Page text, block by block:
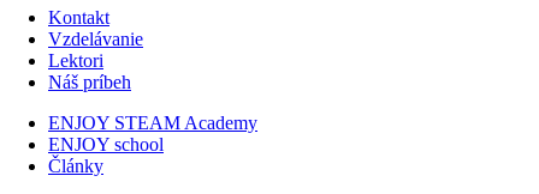
Kontakt
Vzdelávanie
Lektori
Náš príbeh
ENJOY STEAM Academy
ENJOY school
Články